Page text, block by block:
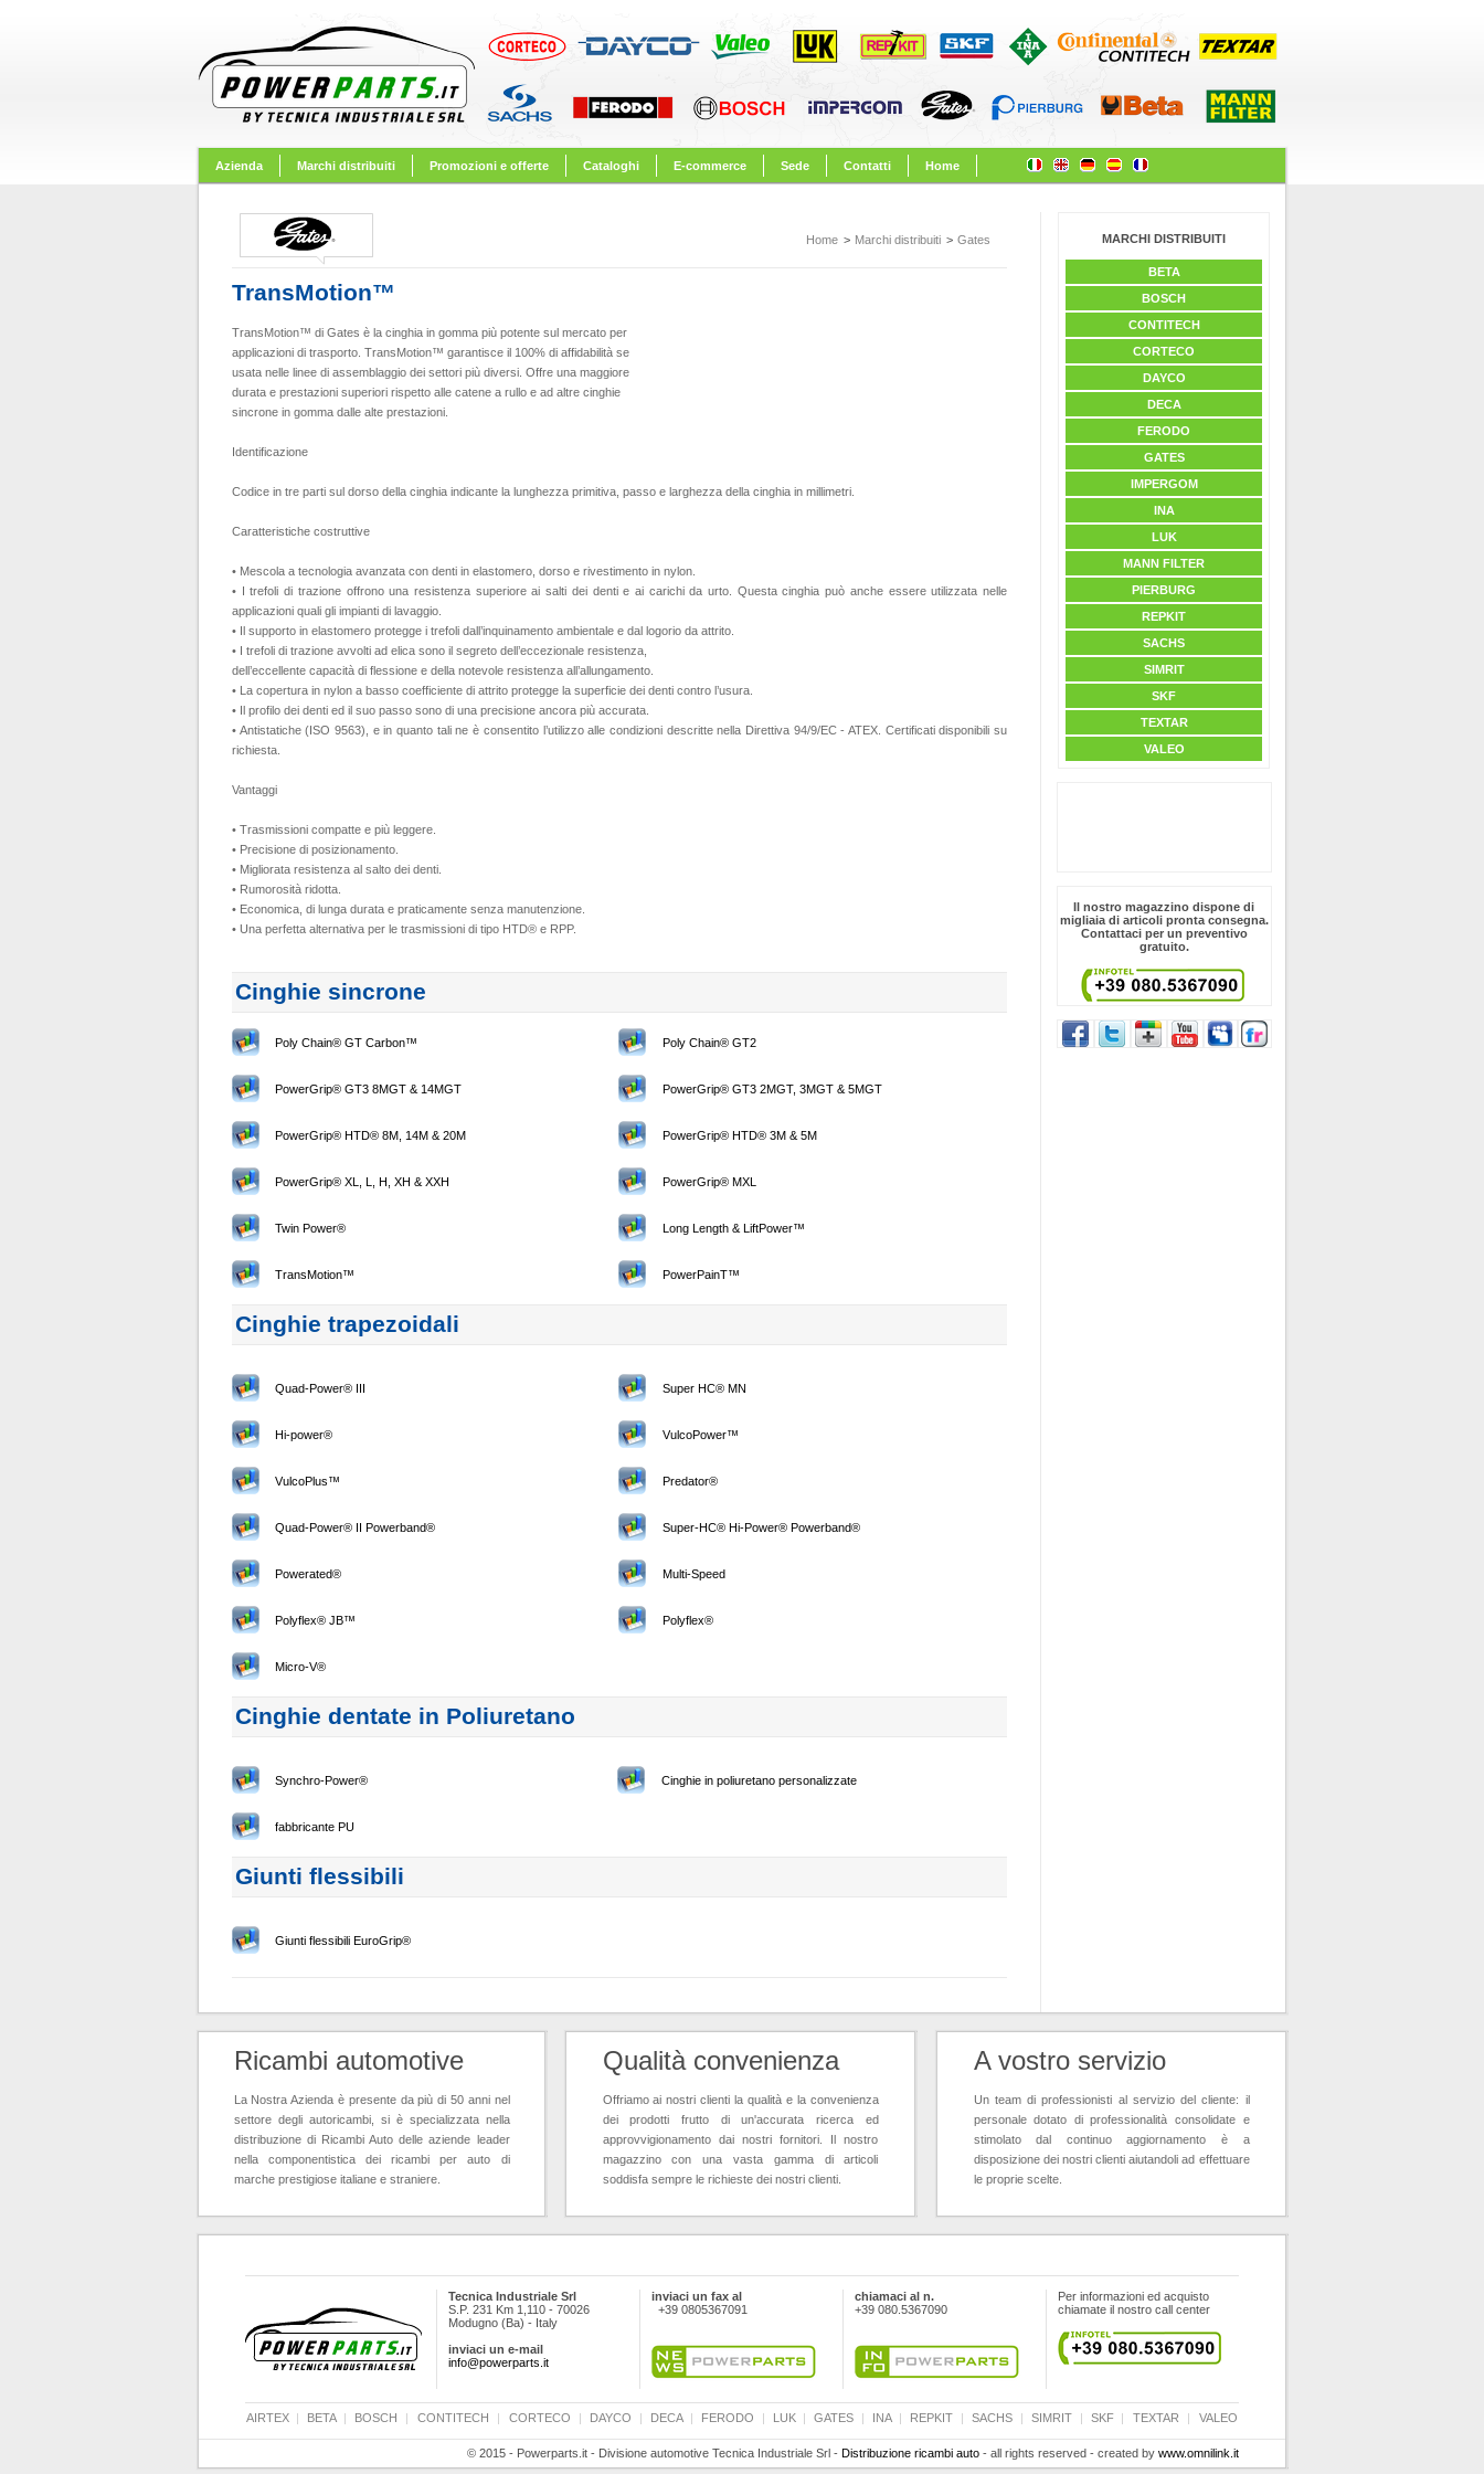
Azienda Marchi distribuiti Promozioni e offerte Cataloghi E-commerce Sede Contatti Home
Home > Marchi distribuiti > Gates
TransMotion™
TransMotion™ di Gates è la cinghia in gomma più potente sul mercato per
applicazioni di trasporto. TransMotion™ garantisce il 100% di affidabilità se
usata nelle linee di assemblaggio dei settori più diversi. Offre una maggiore
durata e prestazioni superiori rispetto alle catene a rullo e ad altre cinghie
sincrone in gomma dalle alte prestazioni.
Identificazione
Codice in tre parti sul dorso della cinghia indicante la lunghezza primitiva, passo e larghezza della cinghia in millimetri.
Caratteristiche costruttive
• Mescola a tecnologia avanzata con denti in elastomero, dorso e rivestimento in nylon.
• I trefoli di trazione offrono una resistenza superiore ai salti dei denti e ai carichi da urto. Questa cinghia può anche essere utilizzata nelle
applicazioni quali gli impianti di lavaggio.
• Il supporto in elastomero protegge i trefoli dall’inquinamento ambientale e dal logorio da attrito.
• I trefoli di trazione avvolti ad elica sono il segreto dell’eccezionale resistenza,
dell’eccellente capacità di flessione e della notevole resistenza all’allungamento.
• La copertura in nylon a basso coefficiente di attrito protegge la superficie dei denti contro l’usura.
• Il profilo dei denti ed il suo passo sono di una precisione ancora più accurata.
• Antistatiche (ISO 9563), e in quanto tali ne è consentito l’utilizzo alle condizioni descritte nella Direttiva 94/9/EC - ATEX. Certificati disponibili su
richiesta.
Vantaggi
• Trasmissioni compatte e più leggere.
• Precisione di posizionamento.
• Migliorata resistenza al salto dei denti.
• Rumorosità ridotta.
• Economica, di lunga durata e praticamente senza manutenzione.
• Una perfetta alternativa per le trasmissioni di tipo HTD® e RPP.
Cinghie sincrone
Poly Chain® GT Carbon™ Poly Chain® GT2
PowerGrip® GT3 8MGT & 14MGT PowerGrip® GT3 2MGT, 3MGT & 5MGT
PowerGrip® HTD® 8M, 14M & 20M PowerGrip® HTD® 3M & 5M
PowerGrip® XL, L, H, XH & XXH PowerGrip® MXL
Twin Power® Long Length & LiftPower™
TransMotion™ PowerPainT™
Cinghie trapezoidali
Quad-Power® III Super HC® MN
Hi-power® VulcoPower™
VulcoPlus™ Predator®
Quad-Power® II Powerband® Super-HC® Hi-Power® Powerband®
Powerated® Multi-Speed
Polyflex® JB™ Polyflex®
Micro-V®
Cinghie dentate in Poliuretano
Synchro-Power® Cinghie in poliuretano personalizzate
fabbricante PU
Giunti flessibili
Giunti flessibili EuroGrip®
MARCHI DISTRIBUITI
BETA
BOSCH
CONTITECH
CORTECO
DAYCO
DECA
FERODO
GATES
IMPERGOM
INA
LUK
MANN FILTER
PIERBURG
REPKIT
SACHS
SIMRIT
SKF
TEXTAR
VALEO
Il nostro magazzino dispone di
migliaia di articoli pronta consegna.
Contattaci per un preventivo
gratuito.
Ricambi automotive
La Nostra Azienda è presente da più di 50 anni nel
settore degli autoricambi, si è specializzata nella
distribuzione di Ricambi Auto delle aziende leader
nella componentistica dei ricambi per auto di
marche prestigiose italiane e straniere.
Qualità convenienza
Offriamo ai nostri clienti la qualità e la convenienza
dei prodotti frutto di un'accurata ricerca ed
approvvigionamento dai nostri fornitori. Il nostro
magazzino con una vasta gamma di articoli
soddisfa sempre le richieste dei nostri clienti.
A vostro servizio
Un team di professionisti al servizio del cliente: il
personale dotato di professionalità consolidate e
stimolato dal continuo aggiornamento è a
disposizione dei nostri clienti aiutandoli ad effettuare
le proprie scelte.
Tecnica Industriale Srl
S.P. 231 Km 1,110 - 70026
Modugno (Ba) - Italy
inviaci un e-mail
info@powerparts.it
inviaci un fax al
+39 0805367091
chiamaci al n.
+39 080.5367090
Per informazioni ed acquisto
chiamate il nostro call center
AIRTEX | BETA | BOSCH | CONTITECH | CORTECO | DAYCO | DECA | FERODO | LUK | GATES | INA | REPKIT | SACHS | SIMRIT | SKF | TEXTAR | VALEO
© 2015 - Powerparts.it - Divisione automotive Tecnica Industriale Srl - Distribuzione ricambi auto - all rights reserved - created by www.omnilink.it